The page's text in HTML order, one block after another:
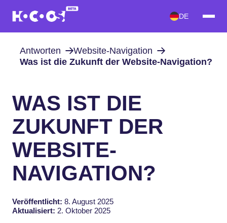
DE
Antworten
Website-Navigation
Was ist die Zukunft der Website-Navigation?
WAS IST DIE
ZUKUNFT DER
WEBSITE-
NAVIGATION?
Veröffentlicht: 8. August 2025
Aktualisiert: 2. Oktober 2025